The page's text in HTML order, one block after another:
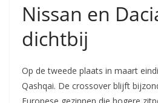
Nissan en
dichtbij
Op de tweede plaats in maart
Qashqai. De crossover blijft